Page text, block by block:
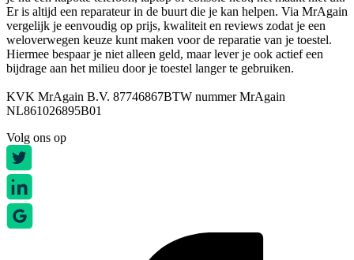
Er is altijd een reparateur in de buurt die je kan helpen. Via MrAgain
vergelijk je eenvoudig op prijs, kwaliteit en reviews zodat je een
weloverwegen keuze kunt maken voor de reparatie van je toestel.
Hiermee bespaar je niet alleen geld, maar lever je ook actief een
bijdrage aan het milieu door je toestel langer te gebruiken.
KVK MrAgain B.V. 87746867BTW nummer MrAgain
NL861026895B01
Volg ons op